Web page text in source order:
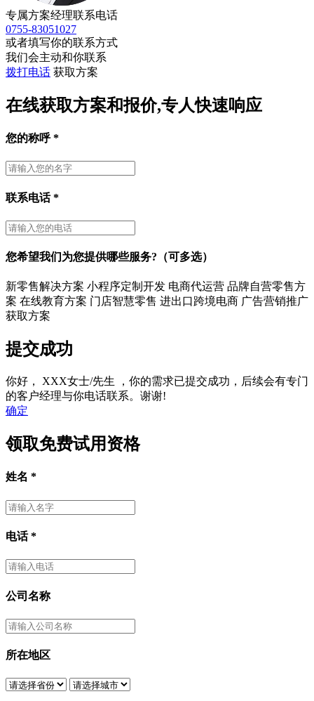
专属方案经理联系电话
0755-83051027
或者填写你的联系方式
我们会主动和你联系
拨打电话 获取方案
在线获取方案和报价,专人快速响应
您的称呼*
联系电话*
您希望我们为您提供哪些服务?（可多选）
新零售解决方案 小程序定制开发 电商代运营 品牌自营零售方
案 在线教育方案 门店智慧零售 进出口跨境电商 广告营销推广
获取方案
提交成功
你好， XXX女士/先生
，你的需求已提交成功，后续会有专门
的客户经理与你电话联系。谢谢!
确定
领取免费试用资格
姓名 *
电话*
公司名称
所在地区